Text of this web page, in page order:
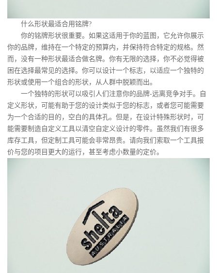
什么形状最适合用铭牌?
你的铭牌形状很重要。如果这适用于你的蓝图，它允许你展示
你的品牌，维持在一个特定的预算内，并保持符合特定的规格。然
而，没有一种形状最适合做名牌。你有无限的选择，你不必觉得被
困在选择最常见的选择。你可以设计一个标志，以适应一个独特的
形状或使用一个组合的形状，从人群中脱颖而出。
一个独特的形状可以吸引人们注意你的品牌-远离竞争对手。自
定义形状，可能有助于您的设计类似于您的标志，或者您可能需要
为一个合适的目的，空白的具体孔。但是，在设计特殊形状时，可
能需要制造自定义工具以清空自定义设计的零件。虽然我们有很多
库存工具，但定制工具可能会非常昂贵。请向我们索取一个工具报
价与您的项目更大的运行，甚至考虑小数量的定价。